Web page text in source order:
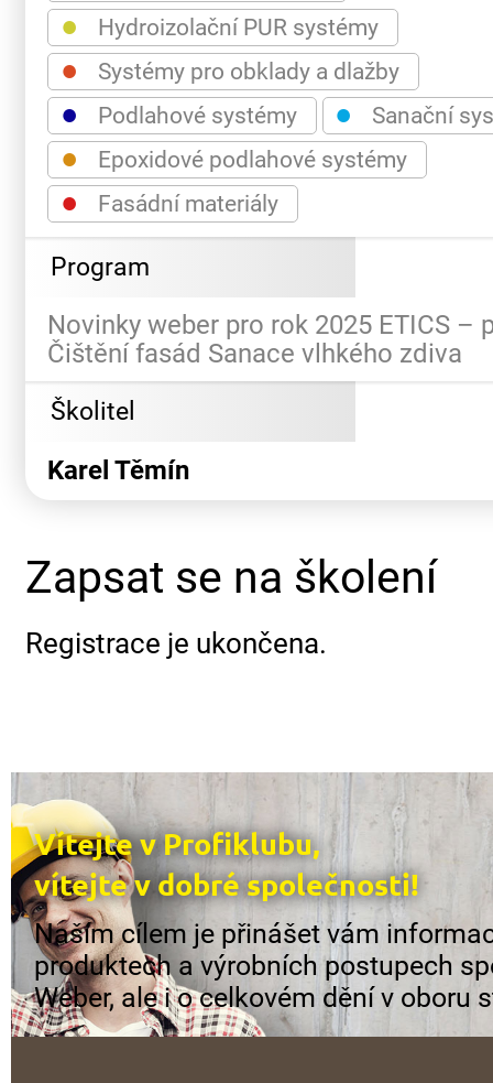
● Hydroizolační PUR systémy
● Systémy pro obklady a dlažby
● Podlahové systémy ● Sanační
● Epoxidové podlahové systémy
● Fasádní materiály
Program
Novinky weber pro rok 2025 ETICS –
Čištění fasád Sanace vlhkého zdiva
Školitel
Karel Těmín
Zapsat se na školení
Registrace je ukončena.
Vítejte v Profiklubu,
vítejte v dobré společnosti!
Naším cílem je přinášet vám
produktech a výrobních postupech
Weber, ale i o celkovém dění v oboru